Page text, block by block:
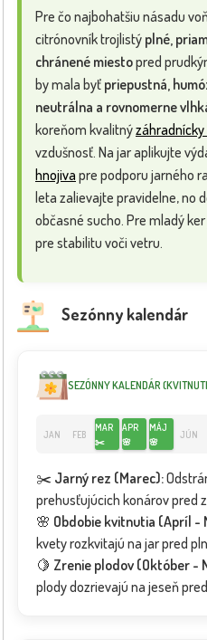
Pre čo najbohatšiu násadu
citrónovník trojlistý plné,
chránené miestopred
by mala byť priepustná,
neutrálna a rovnomerne
koreňom kvalitný
vzdušnosť. Na jar aplikujte
hnojiva pre podporu jarného
leta zalievajte pravidelne, no
občasné sucho. Pre mladý
pre stabilitu voči vetru.
Sezónny kalendár
SEZÓNNY KALENDÁR
JAN FEB
MAR
✂️
APR
🌸
MÁJ
🌸
JÚN
✂️ Jarný rez (Marec):
prehusťujúcich konárov pred
🌸 Obdobie kvitnutia (Apríl -
kvety rozkvitajú na jar pred
🍋 Zrenie plodov (Október -
plody dozrievajú na jeseň